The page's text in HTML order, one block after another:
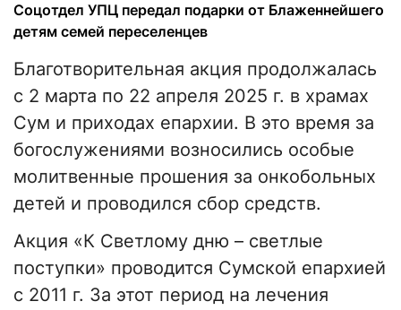
Соцотдел УПЦ передал подарки от Блаженнейшего
детям семей переселенцев
Благотворительная акция продолжалась
с 2 марта по 22 апреля 2025 г. в храмах
Сум и приходах епархии. В это время за
богослужениями возносились особые
молитвенные прошения за онкобольных
детей и проводился сбор средств.
Акция «К Светлому дню – светлые
поступки» проводится Сумской епархией
с 2011 г. За этот период на лечения